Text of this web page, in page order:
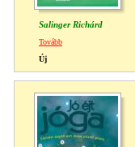
Salinger Richárd
Tovább
Új